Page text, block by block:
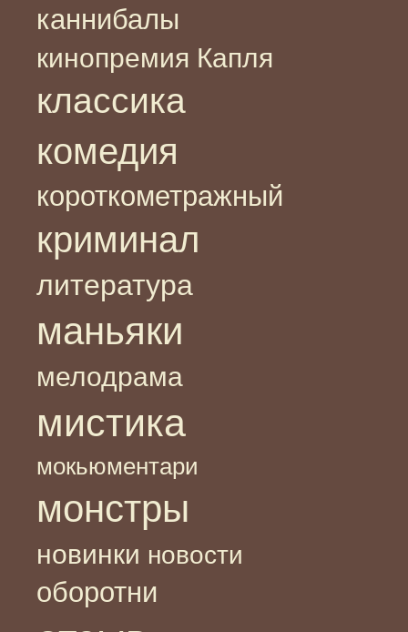
каннибалы
кинопремия Капля
классика
комедия
короткометражный
криминал
литература
маньяки
мелодрама
мистика
мокьюментари
монстры
новинки новости
оборотни